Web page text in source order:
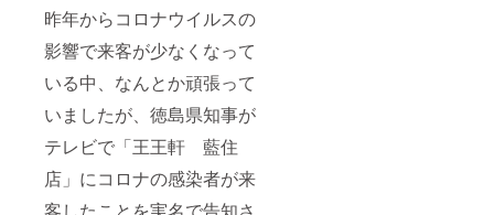
昨年からコロナウイルスの
影響で来客が少なくなって
いる中、なんとか頑張って
いましたが、徳島県知事が
テレビで「王王軒 藍住
店」にコロナの感染者が来